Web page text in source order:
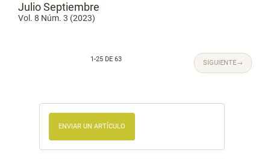
Julio Septiembre
Vol. 8 Núm. 3 (2023)
1-25 DE 63 SIGUIENTE→
ENVIAR UN ARTÍCULO